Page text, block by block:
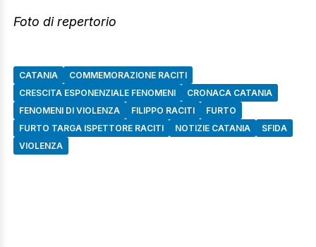
Foto di repertorio
CATANIA
COMMEMORAZIONE RACITI
CRESCITA ESPONENZIALE FENOMENI
CRONACA CATANIA
FENOMENI DI VIOLENZA
FILIPPO RACITI
FURTO
FURTO TARGA ISPETTORE RACITI
NOTIZIE CATANIA
SFIDA
VIOLENZA